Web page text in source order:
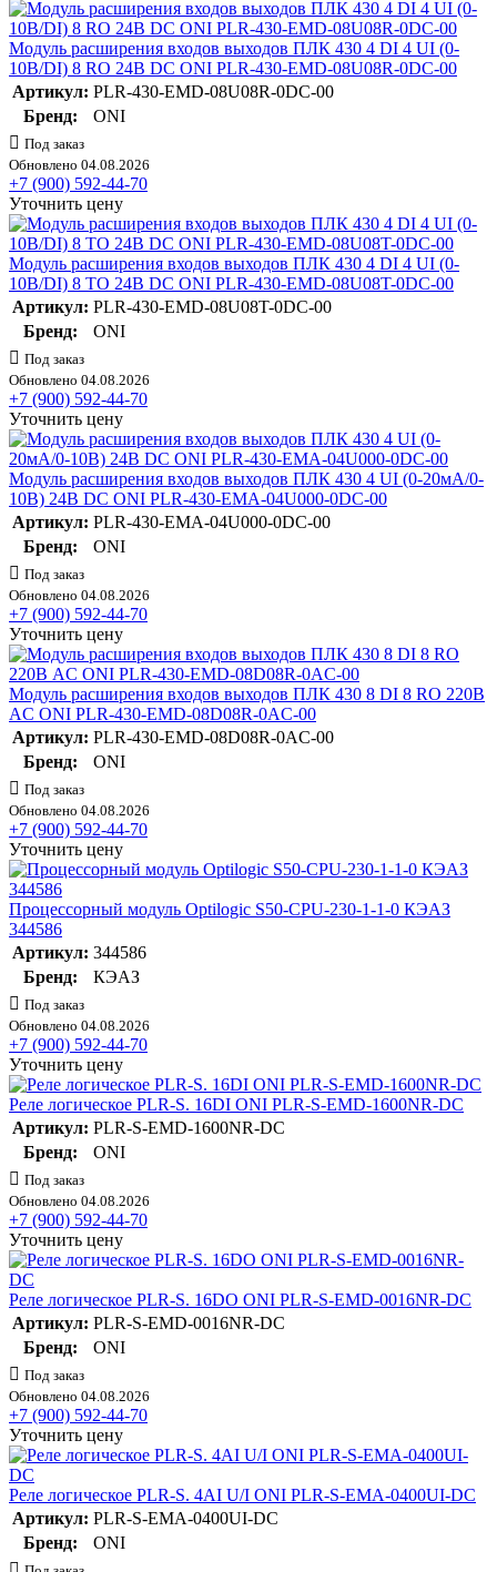
Модуль расширения входов выходов ПЛК 430 4 DI 4 UI (0-
10В/DI) 8 RO 24В DC ONI PLR-430-EMD-08U08R-0DC-00
Артикул: PLR-430-EMD-08U08R-0DC-00
Бренд:
ONI
Под заказ
Обновлено 04.08.2026
+7 (900) 592-44-70
Уточнить цену
Модуль расширения входов выходов ПЛК 430 4 DI 4 UI (0-
10В/DI) 8 TO 24В DC ONI PLR-430-EMD-08U08T-0DC-00
Артикул: PLR-430-EMD-08U08T-0DC-00
Бренд:
ONI
Под заказ
Обновлено 04.08.2026
+7 (900) 592-44-70
Уточнить цену
Модуль расширения входов выходов ПЛК 430 4 UI (0-20мА/0-
10В) 24В DC ONI PLR-430-EMA-04U000-0DC-00
Артикул: PLR-430-EMA-04U000-0DC-00
Бренд:
ONI
Под заказ
Обновлено 04.08.2026
+7 (900) 592-44-70
Уточнить цену
Модуль расширения входов выходов ПЛК 430 8 DI 8 RO 220В
AC ONI PLR-430-EMD-08D08R-0AC-00
Артикул: PLR-430-EMD-08D08R-0AC-00
Бренд:
ONI
Под заказ
Обновлено 04.08.2026
+7 (900) 592-44-70
Уточнить цену
Процессорный модуль Optilogic S50-CPU-230-1-1-0 КЭАЗ
344586
Артикул: 344586
Бренд:
КЭАЗ
Под заказ
Обновлено 04.08.2026
+7 (900) 592-44-70
Уточнить цену
Реле логическое PLR-S. 16DI ONI PLR-S-EMD-1600NR-DC
Артикул: PLR-S-EMD-1600NR-DC
Бренд:
ONI
Под заказ
Обновлено 04.08.2026
+7 (900) 592-44-70
Уточнить цену
Реле логическое PLR-S. 16DO ONI PLR-S-EMD-0016NR-DC
Артикул: PLR-S-EMD-0016NR-DC
Бренд:
ONI
Под заказ
Обновлено 04.08.2026
+7 (900) 592-44-70
Уточнить цену
Реле логическое PLR-S. 4AI U/I ONI PLR-S-EMA-0400UI-DC
Артикул: PLR-S-EMA-0400UI-DC
Бренд:
ONI